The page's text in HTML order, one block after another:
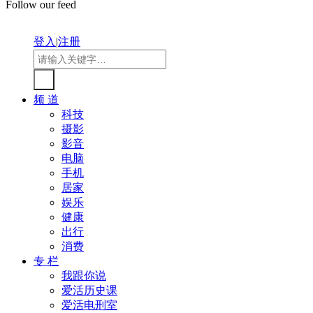
Follow our feed
登入|注册
频 道
科技
摄影
影音
电脑
手机
居家
娱乐
健康
出行
消费
专 栏
我跟你说
爱活历史课
爱活电刑室